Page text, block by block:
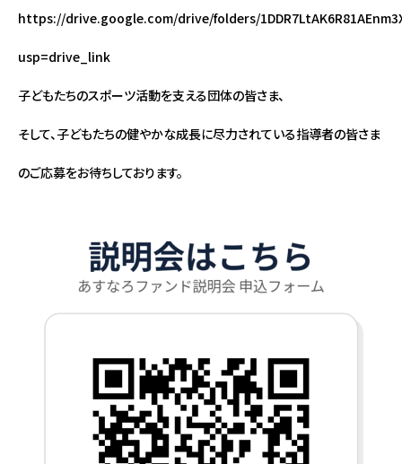
https://drive.google.com/drive/folders/
usp=drive_link
子どもたちのスポーツ活動を支える団体の皆さま、
そして、子どもたちの健やかな成長に尽力されている指導者の皆さま
のご応募をお待ちしております。